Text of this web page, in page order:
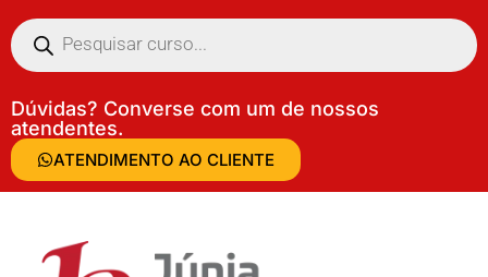
Dúvidas? Converse com um de nossos
atendentes.
ATENDIMENTO AO CLIENTE